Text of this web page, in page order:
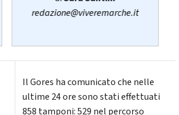
redazione@viveremarche.it
Il Gores ha comunicato che nelle
ultime 24 ore sono stati effettuati
858 tamponi: 529 nel percorso